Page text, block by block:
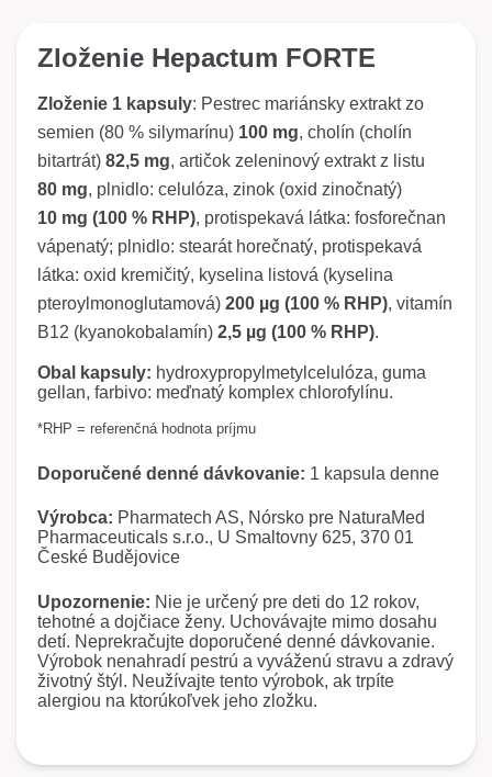
poštovné a balné). Následne sa sami rozhodnete, či
balenie.
Zloženie Hepactum FORTE
Zloženie 1 kapsuly: Pestrec mariánsky extrakt zo
semien (80 % silymarínu) 100 mg, cholín (cholín
bitartrát) 82,5 mg, artičok zeleninový extrakt z listu
80 mg, plnidlo: celulóza, zinok (oxid zinočnatý)
10 mg (100 % RHP), protispekavá látka: fosforečnan
vápenatý; plnidlo: stearát horečnatý, protispekavá
látka: oxid kremičitý, kyselina listová (kyselina
pteroylmonoglutamová) 200 µg (100 % RHP), vitamín
B12 (kyanokobalamín) 2,5 µg (100 % RHP).
Obal kapsuly: hydroxypropylmetylcelulóza, guma
gellan, farbivo: meďnatý komplex chlorofylínu.
*RHP = referenčná hodnota príjmu
Doporučené denné dávkovanie: 1 kapsula denne
Výrobca: Pharmatech AS, Nórsko pre NaturaMed
Pharmaceuticals s.r.o., U Smaltovny 625, 370 01
České Budějovice
Upozornenie: Nie je určený pre deti do 12 rokov,
tehotné a dojčiace ženy. Uchovávajte mimo dosahu
detí. Neprekračujte doporučené denné dávkovanie.
Výrobok nenahradí pestrú a vyváženú stravu a zdravý
životný štýl. Neužívajte tento výrobok, ak trpíte
alergiou na ktorúkoľvek jeho zložku.